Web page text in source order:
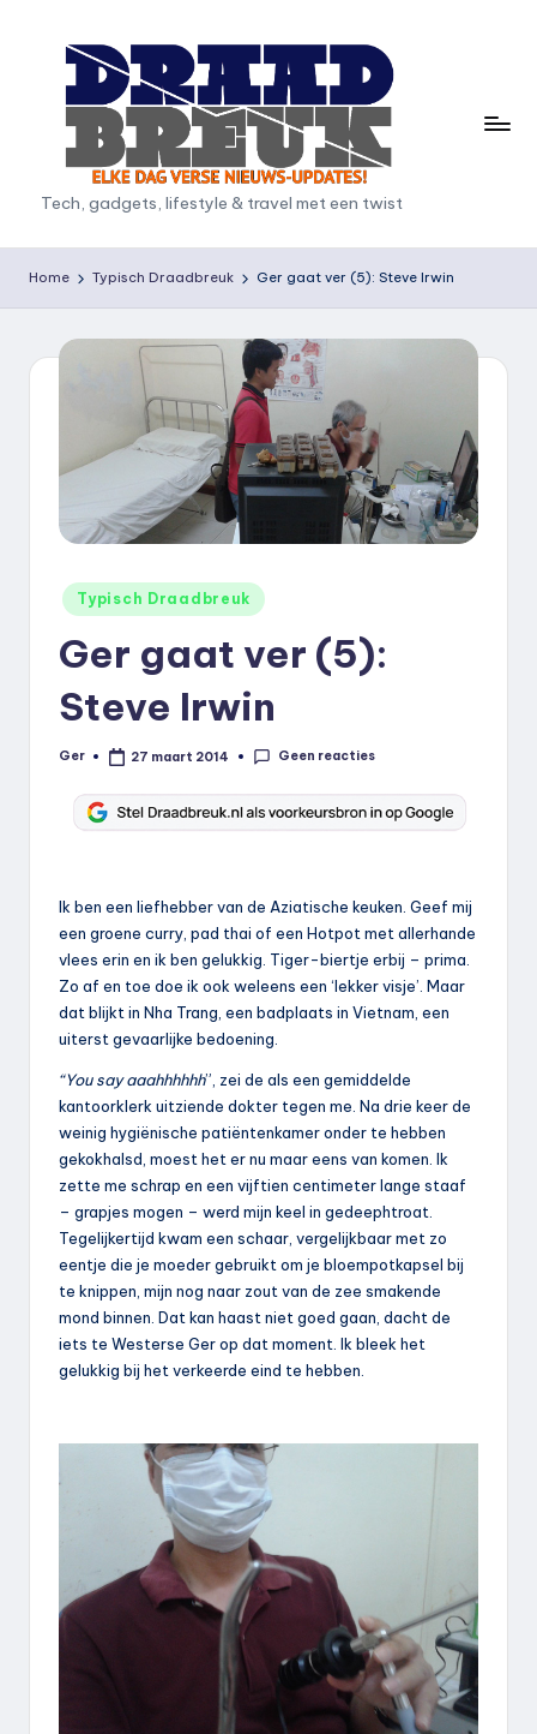
D
r
a
d
Tech, gadgets, lifestyle & travel met een twist
Home Typisch Draadbreuk Ger gaat ver (5): Steve Irwin
Geplaatst
in
Typisch Draadbreuk
Ger gaat ver (5):
Steve Irwin
Geplaatst
Ger 27 maart 2014 Geen reacties
Ik ben een liefhebber van de Aziatische keuken. Geef mij
een groene curry, pad thai of een Hotpot met allerhande
vlees erin en ik ben gelukkig. Tiger-biertje erbij – prima.
Zo af en toe doe ik ook weleens een ‘lekker visje’. Maar
dat blijkt in Nha Trang, een badplaats in Vietnam, een
uiterst gevaarlijke bedoening.
“You say aaahhhhhh”, zei de als een gemiddelde
kantoorklerk uitziende dokter tegen me. Na drie keer de
weinig hygiënische patiëntenkamer onder te hebben
gekokhalsd, moest het er nu maar eens van komen. Ik
zette me schrap en een vijftien centimeter lange staaf
– grapjes mogen – werd mijn keel in gedeephtroat.
Tegelijkertijd kwam een schaar, vergelijkbaar met zo
eentje die je moeder gebruikt om je bloempotkapsel bij
te knippen, mijn nog naar zout van de zee smakende
mond binnen. Dat kan haast niet goed gaan, dacht de
iets te Westerse Ger op dat moment. Ik bleek het
gelukkig bij het verkeerde eind te hebben.